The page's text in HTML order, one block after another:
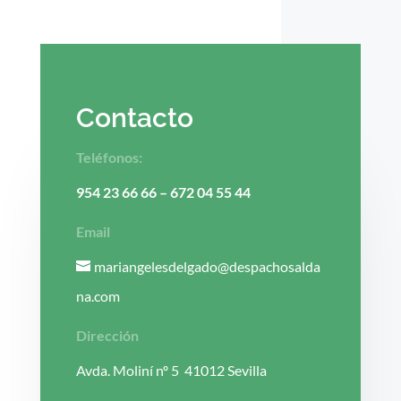
Contacto
Teléfonos:
954 23 66 66– 672 04 55 44
Email
mariangelesdelgado@despachosalda
na.com
Dirección
Avda. Moliní nº 5 41012 Sevilla